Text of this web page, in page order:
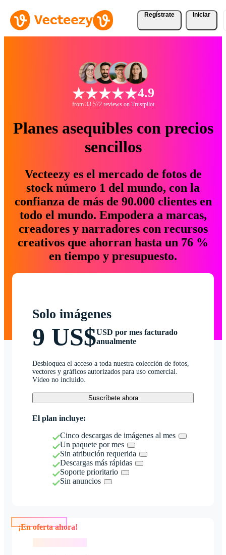
Regístrate Iniciar
4.9
from 33.572 reviews on Trustpilot
Planes asequibles con precios
sencillos
Vecteezy es el mercado de fotos de
stock número 1 del mundo, con la
confianza de más de 90.000 clientes en
todo el mundo. Empodera a marcas,
creadores y narradores con recursos
creativos que ahorran hasta un 76 %
en tiempo y presupuesto.
Solo imágenes
9 US$USD por mes facturado
anualmente
Desbloquea el acceso a toda nuestra colección de fotos,
vectores y gráficos autorizados para uso comercial.
Vídeo no incluido.
Suscríbete ahora
El plan incluye:
Cinco descargas de imágenes al mes
Un paquete por mes
Sin atribución requerida
Descargas más rápidas
Soporte prioritario
Sin anuncios